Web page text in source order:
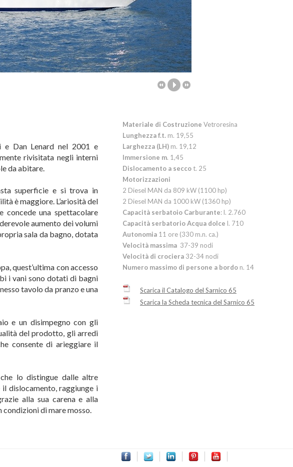
e Dan Lenard nel 2001 e
rivisitata negli interni
da abitare.
superficie e si trova in
è maggiore. L’ariosità del
concede una spettacolare
aumento dei volumi
sala da bagno, dotata
quest’ultima con accesso
i vani sono dotati di bagni
tavolo da pranzo e una
e un disimpegno con gli
del prodotto, gli arredi
consente di arieggiare il
lo distingue dalle altre
dislocamento, raggiunge i
alla sua carena e alla
di mare mosso.
Materiale di Costruzione Vetroresina
Lunghezzaf.t. m. 19,55
Larghezza (LH) m. 19,12
Immersione m. 1,45
Dislocamento a secco t. 25
Motorizzazioni
2 Diesel MAN da 809 kW (1100 hp)
2 Diesel MAN da 1000 kW (1360 hp)
Capacità serbatoio Carburante: l. 2.760
Capacità serbatorio Acqua dolce l. 710
Autonomia 11 ore (330 m.n. ca.)
Velocità massima 37-39 nodi
Velocità di crociera 32-34 nodi
Numero massimo di persone a bordo n. 14
Scarica il Catalogo del Sarnico 65
Scarica la Scheda tecnica del Sarnico 65